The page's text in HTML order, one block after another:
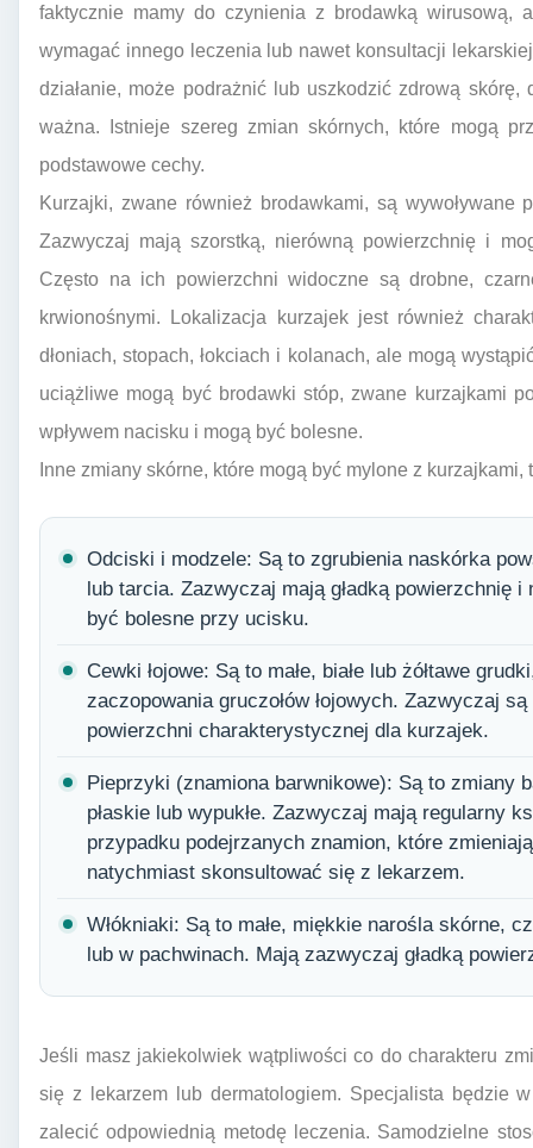
faktycznie mamy do czynienia z brodawką wirusową,
wymagać innego leczenia lub nawet konsultacji
działanie, może podrażnić lub uszkodzić zdrową
ważna. Istnieje szereg zmian skórnych, które mogą
podstawowe cechy.
Kurzajki, zwane również brodawkami, są wywoływane
Zazwyczaj mają szorstką, nierówną powierzchnię i
Często na ich powierzchni widoczne są drobne,
krwionośnymi. Lokalizacja kurzajek jest również
dłoniach, stopach, łokciach i kolanach, ale mogą
uciążliwe mogą być brodawki stóp, zwane kurzajkami
wpływem nacisku i mogą być bolesne.
Inne zmiany skórne, które mogą być mylone z kurzajkami,
Odciski i modzele: Są to zgrubienia naskórka
lub tarcia. Zazwyczaj mają gładką powierzchnię
być bolesne przy ucisku.
Cewki łojowe: Są to małe, białe lub żółtawe
zaczopowania gruczołów łojowych. Zazwyczaj
powierzchni charakterystycznej dla kurzajek.
Pieprzyki (znamiona barwnikowe): Są to zmiany
płaskie lub wypukłe. Zazwyczaj mają regularny
przypadku podejrzanych znamion, które
natychmiast skonsultować się z lekarzem.
Włókniaki: Są to małe, miękkie narośla skórne,
lub w pachwinach. Mają zazwyczaj gładką
Jeśli masz jakiekolwiek wątpliwości co do charakteru
się z lekarzem lub dermatologiem. Specjalista będzie
zalecić odpowiednią metodę leczenia. Samodzielne